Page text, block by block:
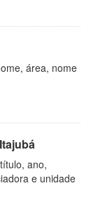
área, nome
ano,
e unidade